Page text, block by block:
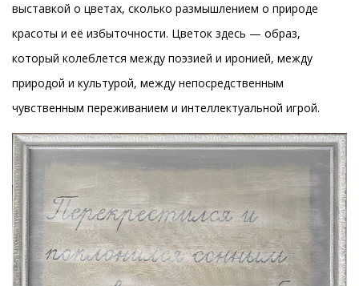
выставкой о цветах, сколько размышлением о природе
красоты и её избыточности. Цветок здесь — образ,
который колеблется между поэзией и иронией, между
природой и культурой, между непосредственным
чувственным переживанием и интеллектуальной игрой.